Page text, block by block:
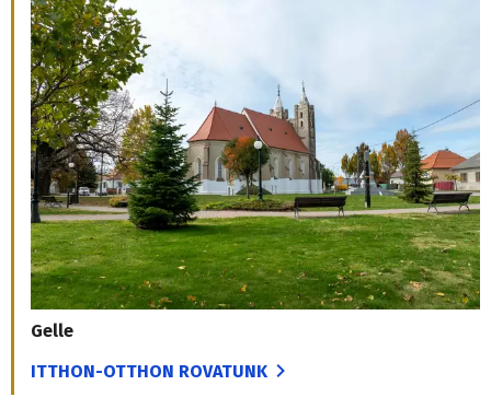
Gelle
ITTHON-OTTHON ROVATUNK